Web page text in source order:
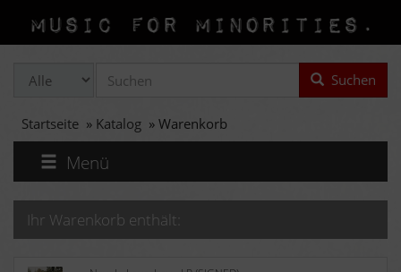
Suchen
Startseite » Katalog » Warenkorb
Menü
Ihr Warenkorb enthält: